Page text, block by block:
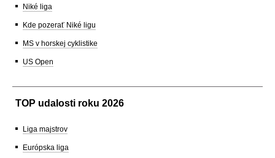
Niké liga
Kde pozerať Niké ligu
MS v horskej cyklistike
US Open
TOP udalosti roku 2026
Liga majstrov
Európska liga